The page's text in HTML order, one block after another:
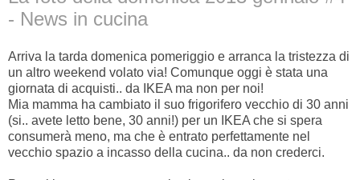
- News in cucina
Arriva la tarda domenica pomeriggio e arranca la tristezza di
un altro weekend volato via! Comunque oggi è stata una
giornata di acquisti.. da IKEA ma non per noi!
Mia mamma ha cambiato il suo frigorifero vecchio di 30 anni
(si.. avete letto bene, 30 anni!) per un IKEA che si spera
consumerà meno, ma che è entrato perfettamente nel
vecchio spazio a incasso della cucina.. da non crederci.